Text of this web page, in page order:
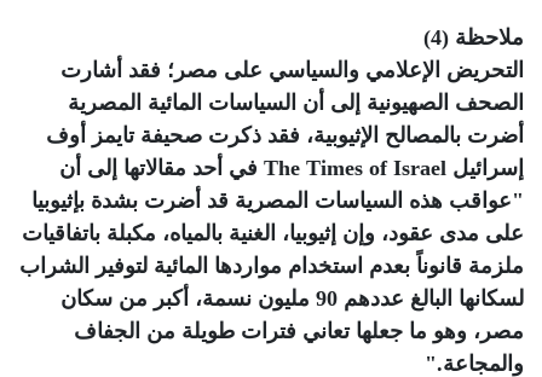
ملاحظة (4)
التحريض الإعلامي والسياسي على مصر؛ فقد أشارت
الصحف الصهيونية إلى أن السياسات المائية المصرية
أضرت بالمصالح الإثيوبية، فقد ذكرت صحيفة تايمز أوف
إسرائيل The Times of Israel في أحد مقالاتها إلى أن
"عواقب هذه السياسات المصرية قد أضرت بشدة بإثيوبيا
على مدى عقود، وإن إثيوبيا، الغنية بالمياه، مكبلة باتفاقيات
ملزمة قانوناً بعدم استخدام مواردها المائية لتوفير الشراب
لسكانها البالغ عددهم 90 مليون نسمة، أكبر من سكان
مصر، وهو ما جعلها تعاني فترات طويلة من الجفاف
والمجاعة."